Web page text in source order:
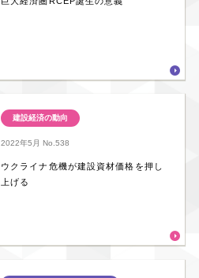
建設経済の動向
2022年5月 No.538
ウクライナ危機が建設資材価格を押し
上げる